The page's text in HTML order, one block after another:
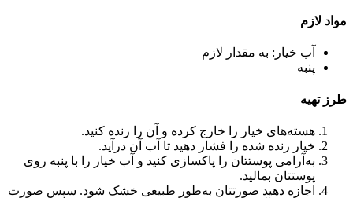
مواد لازم
آب خیار: به مقدار لازم
پنبه
طرز تهیه
هسته‌های خیار را خارج کرده و آن را رنده کنید.
خیار رنده شده را فشار دهید تا آب آن درآید.
به‌آرامی پوستتان را پاکسازی کنید و آب خیار را با پنبه روی
پوستتان بمالید.
اجازه دهید صورتتان به‌طور طبیعی خشک شود. سپس صورت